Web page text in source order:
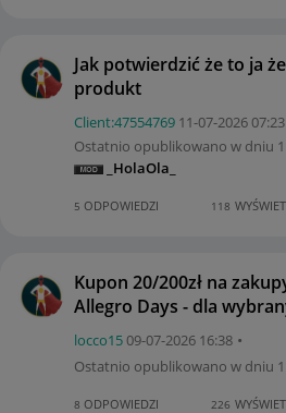
Jak potwierdzić że to ja
produkt
Client:47554769 ‎11-07-202607:23
Ostatnio opublikowano w dniu
_HolaOla_
5 ODPOWIEDZI 118
Kupon 20/200zł na
Allegro Days - dla
locco15‎09-07-2026 16:38
Ostatnio opublikowano w dniu
8 ODPOWIEDZI 226